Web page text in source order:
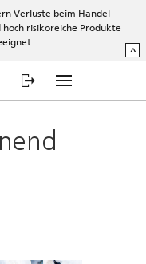
Verluste beim Handel
risikoreiche Produkte
^